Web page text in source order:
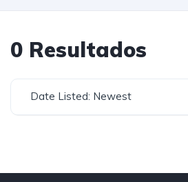
0 Resultados
Date Listed: Newest